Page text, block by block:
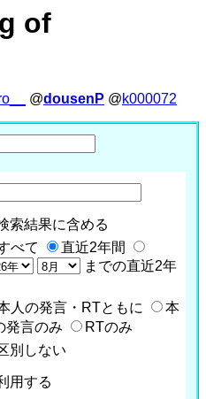
of
@dousenP @k000072
索結果に含める
べて
直近2年間
までの直近2年
人の発言・RTともに
本
発言のみ
RTのみ
別しない
用する